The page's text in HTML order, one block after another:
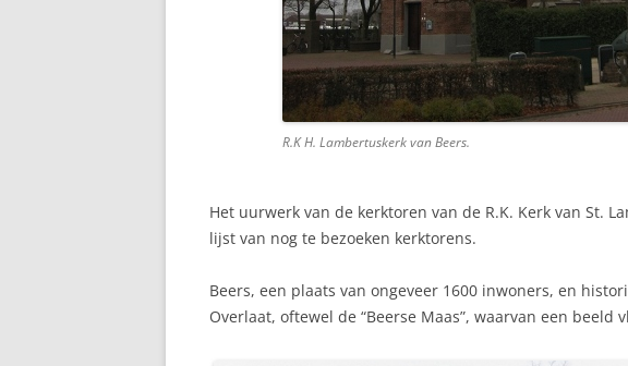
R.K H. Lambertuskerk van Beers.
Het uurwerk van de kerktoren van de R.K. Kerk van St.
lijst van nog te bezoeken kerktorens.
Beers, een plaats van ongeveer 1600 inwoners, en
Overlaat, oftewel de “Beerse Maas”, waarvan een